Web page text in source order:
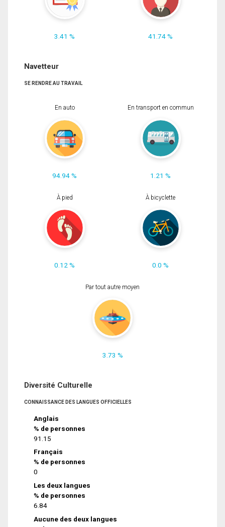
3.41 % 41.74 %
Navetteur
SE RENDRE AU TRAVAIL
En auto
94.94 %
En transport en commun
1.21 %
À pied
0.12 %
À bicyclette
0.0 %
Par tout autre moyen
3.73 %
Diversité Culturelle
CONNAISSANCE DES LANGUES OFFICIELLES
Anglais
% de personnes
91.15
Français
% de personnes
0
Les deux langues
% de personnes
6.84
Aucune des deux langues